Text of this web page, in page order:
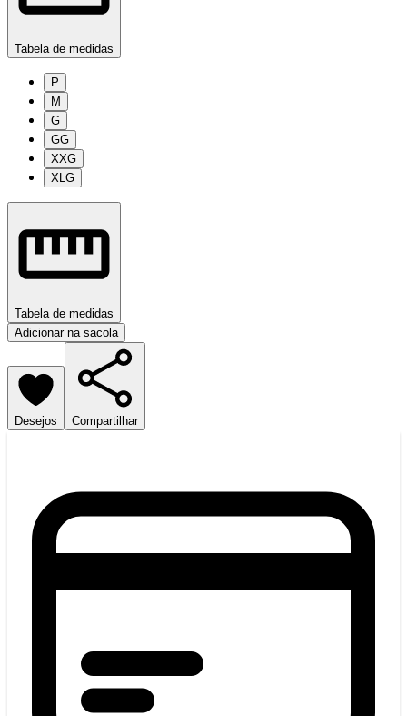
Tabela de medidas
P
M
G
GG
XXG
XLG
Tabela de medidas
Adicionar na sacola
Desejos Compartilhar